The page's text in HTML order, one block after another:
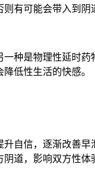
有可能会带入到阴
种是物理性延时
低性生活的快感。
自信，逐渐改善
道，影响双方性体